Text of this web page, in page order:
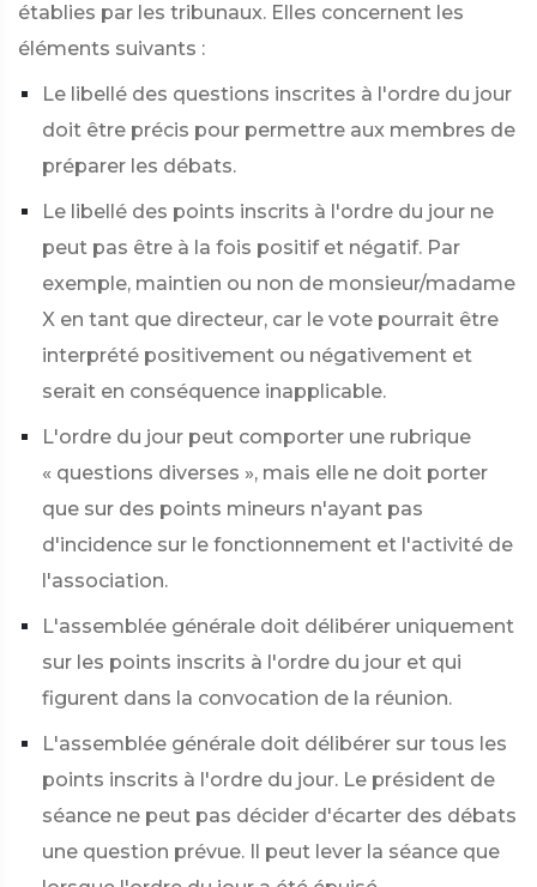
établies par les tribunaux. Elles concernent les
éléments suivants :
Le libellé des questions inscrites à l'ordre du jour
doit être précis pour permettre aux membres de
préparer les débats.
Le libellé des points inscrits à l'ordre du jour ne
peut pas être à la fois positif et négatif. Par
exemple, maintien ou non de monsieur/madame
X en tant que directeur, car le vote pourrait être
interprété positivement ou négativement et
serait en conséquence inapplicable.
L'ordre du jour peut comporter une rubrique
« questions diverses », mais elle ne doit porter
que sur des points mineurs n'ayant pas
d'incidence sur le fonctionnement et l'activité de
l'association.
L'assemblée générale doit délibérer uniquement
sur les points inscrits à l'ordre du jour et qui
figurent dans la convocation de la réunion.
L'assemblée générale doit délibérer sur tous les
points inscrits à l'ordre du jour. Le président de
séance ne peut pas décider d'écarter des débats
une question prévue. Il peut lever la séance que